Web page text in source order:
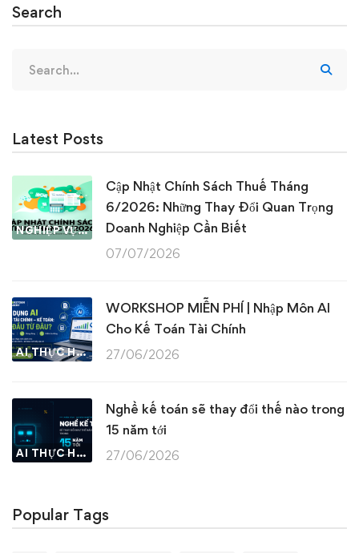
Search
for:
Latest Posts
NGHIỆP VỤ KẾ TOÁN & THUẾ
Cập Nhật Chính Sách Thuế Tháng
6/2026: Những Thay Đổi Quan Trọng
Doanh Nghiệp Cần Biết
07/07/2026
AI THỰC HÀNH
WORKSHOP MIỄN PHÍ | Nhập Môn AI
Cho Kế Toán Tài Chính
27/06/2026
AI THỰC HÀNH
Nghề kế toán sẽ thay đổi thế nào trong
15 năm tới
27/06/2026
Popular Tags